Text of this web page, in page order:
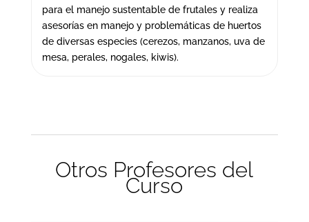
para el manejo sustentable de frutales y realiza
asesorías en manejo y problemáticas de huertos
de diversas especies (cerezos, manzanos, uva de
mesa, perales, nogales, kiwis).
Otros Profesores del
Curso